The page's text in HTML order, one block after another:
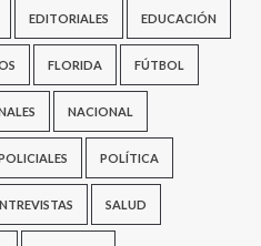
EDITORIALES EDUCACIÓN
FLORIDA FÚTBOL
NACIONAL
POLÍTICA
SALUD